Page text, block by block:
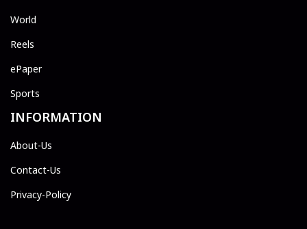
World
Reels
ePaper
Sports
INFORMATION
About-Us
Contact-Us
Privacy-Policy